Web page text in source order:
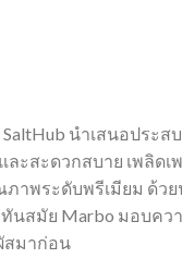
SaltHub นำเสนอประ
ะสะดวกสบาย เพลิด
าพระดับพรีเมียม ด้ว
นสมัย Marbo มอบคว
สมาก่อน